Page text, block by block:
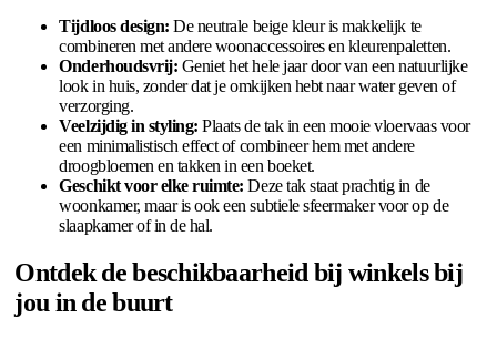
Tijdloos design: De neutrale beige kleur is makkelijk te
combineren met andere woonaccessoires en kleurenpaletten.
Onderhoudsvrij: Geniet het hele jaar door van een natuurlijke
look in huis, zonder dat je omkijken hebt naar water geven of
verzorging.
Veelzijdig in styling: Plaats de tak in een mooie vloervaas voor
een minimalistisch effect of combineer hem met andere
droogbloemen en takken in een boeket.
Geschikt voor elke ruimte: Deze tak staat prachtig in de
woonkamer, maar is ook een subtiele sfeermaker voor op de
slaapkamer of in de hal.
Ontdek de beschikbaarheid bij winkels bij
jou in de buurt